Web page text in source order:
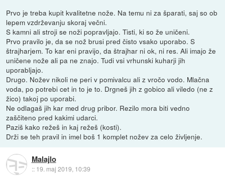
Prvo je treba kupit kvalitetne nože. Na temu ni za šparati, saj so ob
lepem vzdrževanju skoraj večni.
S kamni ali stroji se noži popravljajo. Tisti, ki so že uničeni.
Prvo pravilo je, da se nož brusi pred čisto vsako uporabo. S
štrajharjem. To kar eni pravijo, da štrajhar ni ok, ni res. Ali imajo že
uničene nože ali pa ne znajo. Tudi vsi vrhunski kuharji jih
uporabljajo.
Drugo. Nožev nikoli ne peri v pomivalcu ali z vročo vodo. Mlačna
voda, po potrebi cet in to je to. Drgneš jih z gobico ali viledo (ne z
žico) takoj po uporabi.
Ne odlagaš jih kar med drug pribor. Rezilo mora biti vedno
zaščiteno pred kakimi udarci.
Paziš kako režeš in kaj režeš (kosti).
Drži se teh pravil in imel boš 1 komplet nožev za celo življenje.
Malajlo
:: 19. maj 2019, 10:39